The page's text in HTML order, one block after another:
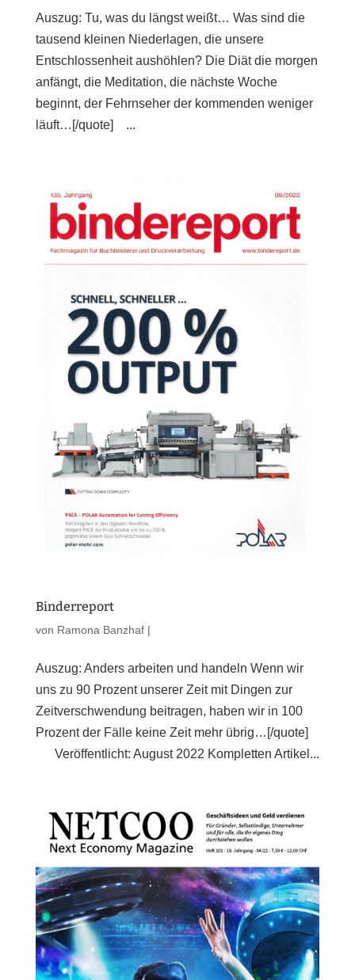
Auszug: Tu, was du längst weißt… Was sind die
tausend kleinen Niederlagen, die unsere
Entschlossenheit aushöhlen? Die Diät die morgen
anfängt, die Meditation, die nächste Woche
beginnt, der Fehrnseher der kommenden weniger
läuft…[/quote] ...
Binderreport
von Ramona Banzhaf|
Auszug: Anders arbeiten und handeln Wenn wir
uns zu 90 Prozent unserer Zeit mit Dingen zur
Zeitverschwendung beitragen, haben wir in 100
Prozent der Fälle keine Zeit mehr übrig…[/quote]
Veröffentlicht: August 2022 Kompletten Artikel...